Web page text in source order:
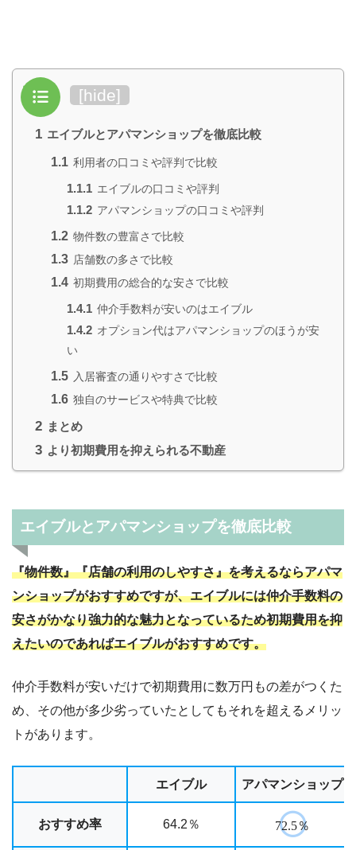
目次 [hide]
1 エイブルとアパマンショップを徹底比較
1.1 利用者の口コミや評判で比較
1.1.1 エイブルの口コミや評判
1.1.2 アパマンショップの口コミや評判
1.2 物件数の豊富さで比較
1.3 店舗数の多さで比較
1.4 初期費用の総合的な安さで比較
1.4.1 仲介手数料が安いのはエイブル
1.4.2 オプション代はアパマンショップのほうが安
い
1.5 入居審査の通りやすさで比較
1.6 独自のサービスや特典で比較
2 まとめ
3 より初期費用を抑えられる不動産
エイブルとアパマンショップを徹底比較
『物件数』『店舗の利用のしやすさ』を考えるならアパマ
ンショップがおすすめですが、エイブルには仲介手数料の
安さがかなり強力的な魅力となっているため初期費用を抑
えたいのであればエイブルがおすすめです。
仲介手数料が安いだけで初期費用に数万円もの差がつくた
め、その他が多少劣っていたとしてもそれを超えるメリッ
トがあります。
エイブル アパマンショップ
おすすめ率 64.2％ 72.5％